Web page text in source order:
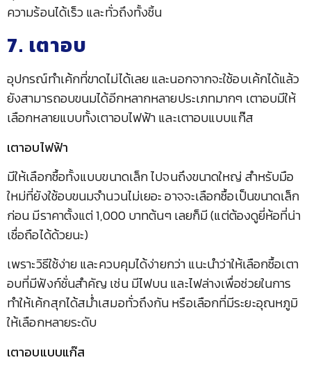
ความร้อนได้เร็ว และทั่วถึงทั้งชิ้น
7. เตาอบ
อุปกรณ์ทำเค้กที่ขาดไม่ได้เลย และนอกจากจะใช้อบเค้กได้แล้ว
ยังสามารถอบขนมได้อีกหลากหลายประเภทมากๆ เตาอบมีให้
เลือกหลายแบบทั้งเตาอบไฟฟ้า และเตาอบแบบแก๊ส
เตาอบไฟฟ้า
มีให้เลือกซื้อทั้งแบบขนาดเล็ก ไปจนถึงขนาดใหญ่ สำหรับมือ
ใหม่ที่ยังใช้อบขนมจำนวนไม่เยอะ อาจจะเลือกซื้อเป็นขนาดเล็ก
ก่อน มีราคาตั้งแต่ 1,000 บาทต้นๆ เลยก็มี (แต่ต้องดูยี่ห้อที่น่า
เชื่อถือได้ด้วยนะ)
เพราะวิธีใช้ง่าย และควบคุมได้ง่ายกว่า แนะนำว่าให้เลือกซื้อเตา
อบที่มีฟังก์ชั่นสำคัญ เช่น มีไฟบน และไฟล่างเพื่อช่วยในการ
ทำให้เค้กสุกได้สม่ำเสมอทั่วถึงกัน หรือเลือกที่มีระยะอุณหภูมิ
ให้เลือกหลายระดับ
เตาอบแบบแก๊ส